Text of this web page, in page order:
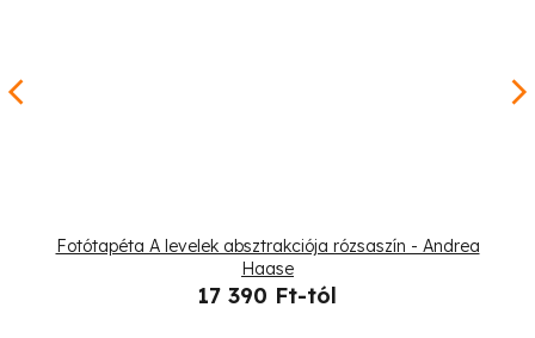
Fotótapéta A levelek absztrakciója rózsaszín - Andrea
Haase
17 390 Ft-tól